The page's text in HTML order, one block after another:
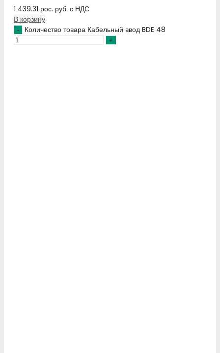
1 439.31 рос. руб. с НДС
В корзину
Количество товара Кабельный ввод BDE 48